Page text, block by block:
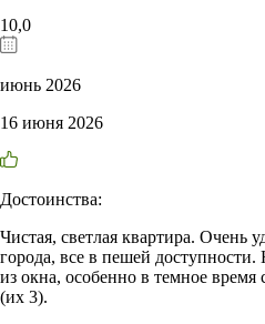
10,0
июнь 2026
16 июня 2026
Достоинства:
Чистая, светлая квартира. Очень
города, все в пешей
из окна, особенно в темное
(их 3).